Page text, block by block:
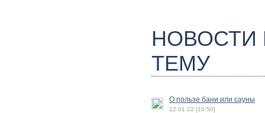
ТЕМУ
О пользе бани или сауны
12.01.22 [10:50]